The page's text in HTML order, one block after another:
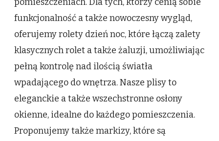
funkcjonalność a także nowoczesny wygląd,
oferujemy rolety dzień noc, które łączą zalety
klasycznych rolet a także żaluzji, umożliwiając
pełną kontrolę nad ilością światła
wpadającego do wnętrza. Nasze plisy to
eleganckie a także wszechstronne osłony
okienne, idealne do każdego pomieszczenia.
Proponujemy także markizy, które są